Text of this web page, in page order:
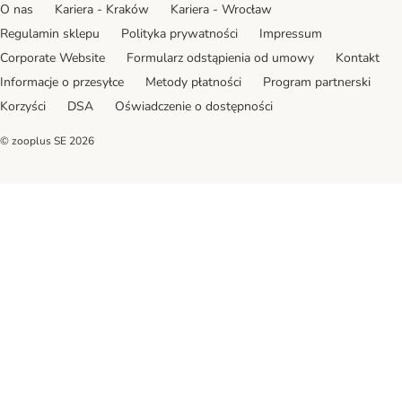
O nas Kariera - Kraków
Kariera - Wrocław
Regulamin sklepu
Polityka prywatności
Impressum
Corporate Website
Formularz odstąpienia od umowy
Kontakt
Informacje o przesyłce
Metody płatności
Program partnerski
Korzyści
DSA Oświadczenie o dostępności
© zooplus SE 2026